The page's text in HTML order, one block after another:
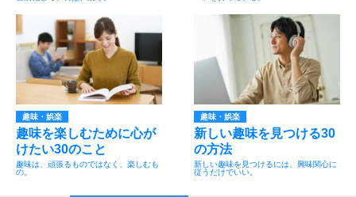
趣味・娯楽
趣味を楽しむために心が
けたい30のこと
趣味は、頑張るものではなく、楽しむも
の。
趣味・娯楽
新しい趣味を見つける30
の方法
新しい趣味を見つけるには、興味関心に
従うだけでいい。